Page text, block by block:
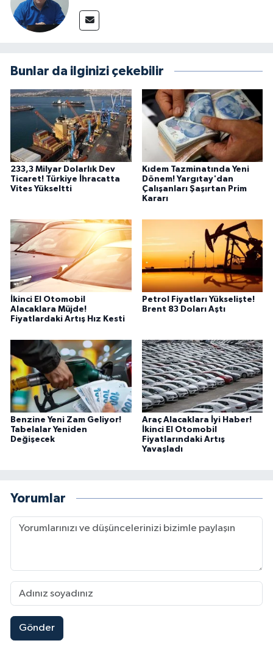
Bunlar da ilginizi çekebilir
233,3 Milyar Dolarlık Dev
Ticaret! Türkiye İhracatta
Vites Yükseltti
Kıdem Tazminatında Yeni
Dönem! Yargıtay'dan
Çalışanları Şaşırtan Prim
Kararı
İkinci El Otomobil
Alacaklara Müjde!
Fiyatlardaki Artış Hız Kesti
Petrol Fiyatları Yükselişte!
Brent 83 Doları Aştı
Benzine Yeni Zam Geliyor!
Tabelalar Yeniden
Değişecek
Araç Alacaklara İyi Haber!
İkinci El Otomobil
Fiyatlarındaki Artış
Yavaşladı
Yorumlar
Gönder